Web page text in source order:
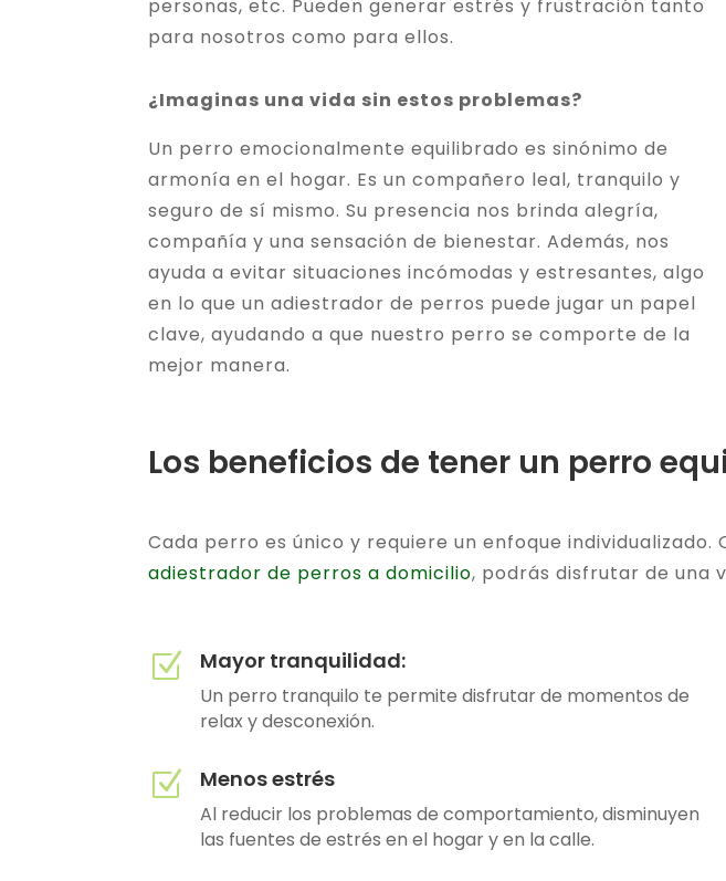
personas, etc. Pueden generar estrés y frustración tanto
para nosotros como para ellos.
¿Imaginas una vida sin estos problemas?
Un perro emocionalmente equilibrado es sinónimo de
armonía en el hogar. Es un compañero leal, tranquilo y
seguro de sí mismo. Su presencia nos brinda alegría,
compañía y una sensación de bienestar. Además, nos
ayuda a evitar situaciones incómodas y estresantes, algo
en lo que un adiestrador de perros puede jugar un papel
clave, ayudando a que nuestro perro se comporte de la
mejor manera.
Los beneficios de tener un perro
Cada perro es único y requiere un enfoque
adiestrador de perros a domicilio, podrás disfrutar de una
Z Mayor tranquilidad:
Un perro tranquilo te permite disfrutar de momentos de
relax y desconexión.
Z Menos estrés
Al reducir los problemas de comportamiento, disminuyen
las fuentes de estrés en el hogar y en la calle.